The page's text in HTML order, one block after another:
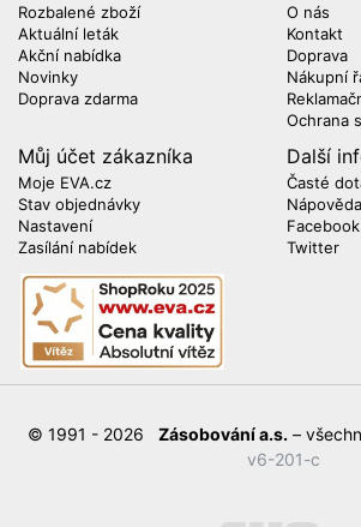
Rozbalené zboží
Aktuální leták
Akční nabídka
Novinky
Doprava zdarma
O nás
Kontakt
Doprava
Nákupní
Ochrana
Můj účet zákazníka
Moje EVA.cz
Stav objednávky
Nastavení
Zasílání nabídek
Další
Časté
Nápověda
Facebook
Twitter
© 1991 - 2026 Zásobování a.s. –
v6-201-c